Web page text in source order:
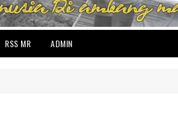
RSS MR ADMIN